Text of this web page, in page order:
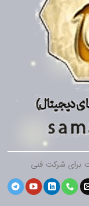
برای شرکت فنی